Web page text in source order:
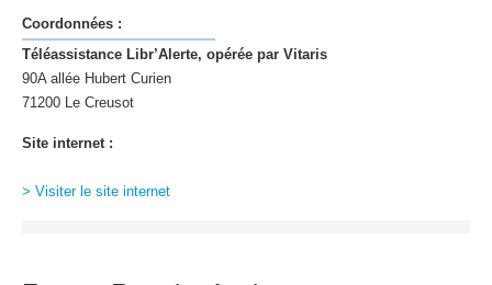
Coordonnées :
Téléassistance Libr’Alerte, opérée par Vitaris
90A allée Hubert Curien
71200 Le Creusot
Site internet :
> Visiter le site internet